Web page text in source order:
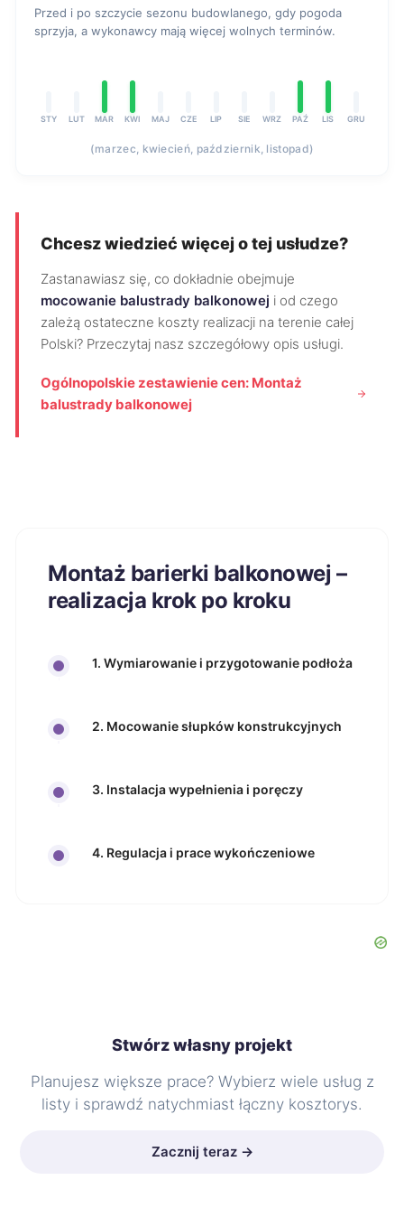
Przed i po szczycie sezonu budowlanego, gdy pogoda
sprzyja, a wykonawcy mają więcej wolnych terminów.
STY LUT MAR KWI MAJ CZE LIP SIE WRZ PAŹ LIS GRU
(marzec, kwiecień, październik, listopad)
Chcesz wiedzieć więcej o tej usłudze?
Zastanawiasz się, co dokładnie obejmuje
mocowanie balustrady balkonowej i od czego
zależą ostateczne koszty realizacji na terenie całej
Polski? Przeczytaj nasz szczegółowy opis usługi.
Ogólnopolskie zestawienie cen: Montaż
balustrady balkonowej
Montaż barierki balkonowej –
realizacja krok po kroku
1. Wymiarowanie i przygotowanie podłoża
2. Mocowanie słupków konstrukcyjnych
3. Instalacja wypełnienia i poręczy
4. Regulacja i prace wykończeniowe
Stwórz własny projekt
Planujesz większe prace? Wybierz wiele usług z
listy i sprawdź natychmiast łączny kosztorys.
Zacznij teraz →